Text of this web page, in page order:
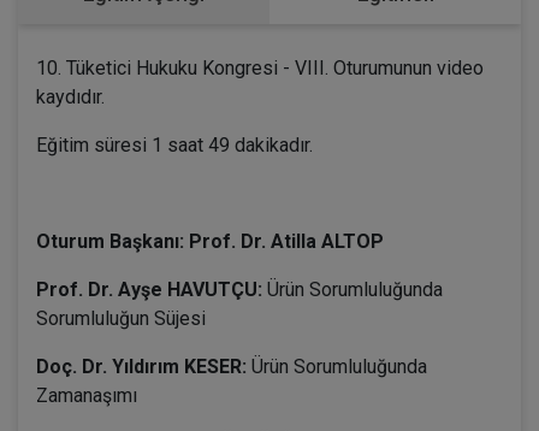
10. Tüketici Hukuku Kongresi - VIII. Oturumunun video
kaydıdır.
Eğitim süresi 1 saat 49 dakikadır.
Oturum Başkanı: Prof. Dr. Atilla ALTOP
Prof. Dr. Ayşe HAVUTÇU: Ürün Sorumluluğunda
Sorumluluğun Süjesi
Doç. Dr. Yıldırım KESER: Ürün Sorumluluğunda
Zamanaşımı